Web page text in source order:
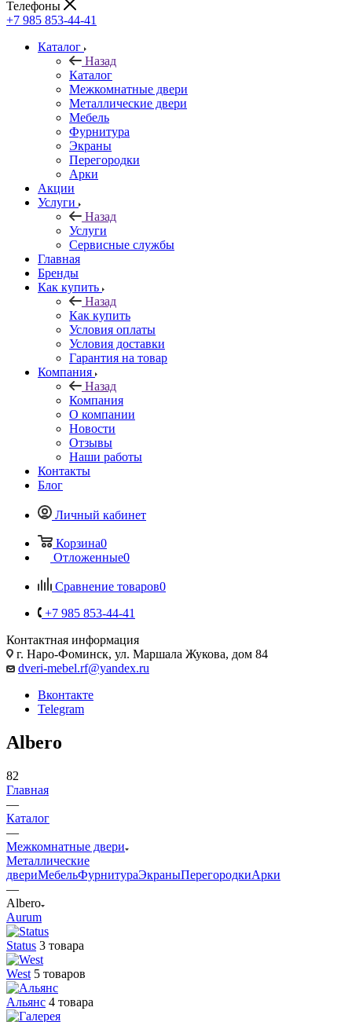
Телефоны
+7 985 853-44-41
Каталог
Назад
Каталог
Межкомнатные двери
Металлические двери
Мебель
Фурнитура
Экраны
Перегородки
Арки
Акции
Услуги
Назад
Услуги
Сервисные службы
Главная
Бренды
Как купить
Назад
Как купить
Условия оплаты
Условия доставки
Гарантия на товар
Компания
Назад
Компания
О компании
Новости
Отзывы
Наши работы
Контакты
Блог
Личный кабинет
Корзина0
Отложенные0
Сравнение товаров0
+7 985 853-44-41
Контактная информация
г. Наро-Фоминск, ул. Маршала Жукова, дом 84
dveri-mebel.rf@yandex.ru
Вконтакте
Telegram
Albero
82
Главная
—
Каталог
—
Межкомнатные двери
Металлические
двериМебельФурнитураЭкраныПерегородкиАрки
—
Albero
Aurum
Status 3 товара
West 5 товаров
Альянс 4 товара